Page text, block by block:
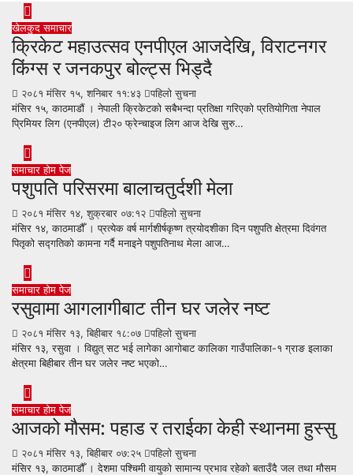
खेलकुदसमाचार
क्रिकेट महाउत्सव एनपीएल आजदेखि, विराटनगर
किंग्स र जनकपुर बोल्ट्स भिड्दै
२०८१ मंसिर १५, शनिबार ११:४३
पहिलो सुचना
मंसिर १५, काठमाडौं । नेपाली क्रिकेटको सबैभन्दा प्रतिक्षा गरिएको प्रतियोगिता नेपाल
प्रिमियर लिग (एनपीएल) टी२० फ्रेन्चाइज लिग आज देखि सुरु…
समाचारहोम पेज
पशुपति परिसरमा बालाचतुर्दशी मेला
२०८१ मंसिर १४, शुक्रबार ०७:१२
पहिलो सुचना
मंसिर १४, काठमाडौँ । प्रत्येक वर्ष मार्गशीर्षकृष्ण त्रयोदशीका दिन पशुपति क्षेत्रमा दिवंगत
पितृको सद्गतिको कामना गर्दै मनाइने पशुपतिनाथ मेला आज…
समाचारहोम पेज
रसुवामा आगलागीबाट तीन घर जलेर नष्ट
२०८१ मंसिर १३, बिहीबार १८:०७
पहिलो सुचना
मंसिर १३, रसुवा । विद्युत् सट भई लागेका आगोबाट कालिका गाउँपालिका-१ ग्राङ इलाका
क्षेत्रमा बिहीबार तीन घर जलेर नष्ट भएको…
समाचारहोम पेज
आजको मौसम: पहाड र तराईका केही स्थानमा हुस्सु
२०८१ मंसिर १३, बिहीबार ०७:२५
पहिलो सुचना
मंसिर १३, काठमाडौँ । देशमा पश्चिमी वायुको सामान्य प्रभाव रहेको बताउँदै जल तथा मौसम